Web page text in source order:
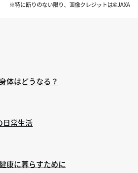
※特に断りのない限り、画像クレジットは©JAXA
体はどうなる？
日常生活
康に暮らすために